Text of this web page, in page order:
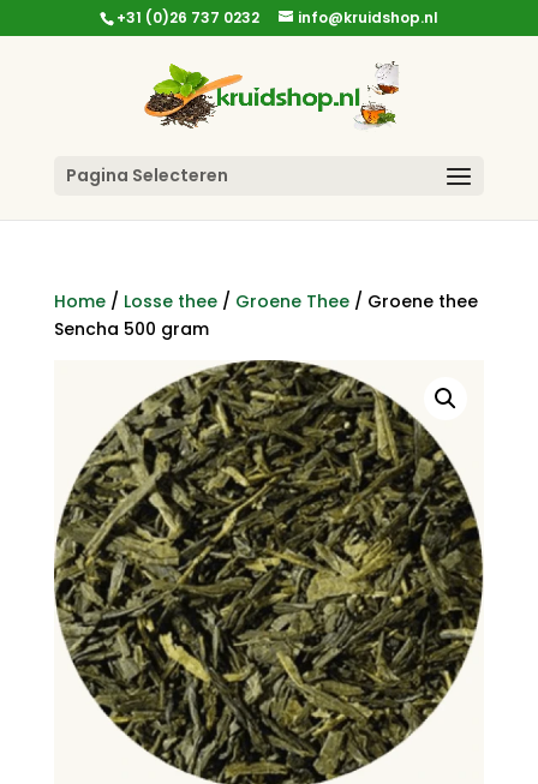
+31 (0)26 737 0232 info@kruidshop.nl
Pagina Selecteren
Home/ Losse thee/ Groene Thee/ Groene thee
Sencha 500 gram